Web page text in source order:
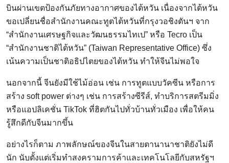
บินผ่านเขตป้องกันภัยทางอากาศของไต้หวัน เนื่องจากไต้หวัน
ขอเปลี่ยนชื่อสำนักงานคณะทูตไต้หวันที่กรุงวอชิงตันฯ จาก
“สำนักงานเศรษฐกิจและวัฒนธรรมไทเป” หรือ Tecro เป็น
“สำนักงานชาติไต้หวัน” (Taiwan Representative Office) ซึ่ง
เน้นความเป็นชาติอธิปไตยของไต้หวัน ทำให้จีนไม่พอใจ
นอกจากนี้ จีนยังมีใช้ไม้อ่อน เช่น การทูตแบบวัคซีน หรือการ
สร้าง soft power ต่างๆ เช่น การสร้างซีรีส์, ทำบริการสตรีมมิ่ง
หรือแอปลิเคชั่น TikTok ที่ฮิตกันไปทั่วบ้านทั่วเมือง เพื่อให้คน
รู้สึกดีกับจีนมากขึ้น
อย่างไรก็ตาม ภาพลักษณ์ของจีนในสายตานานาชาติยังไม่ดี
นัก นับตั้งแต่เริ่มทำสงครามการค้าและเทคโนโลยีกับสหรัฐฯ